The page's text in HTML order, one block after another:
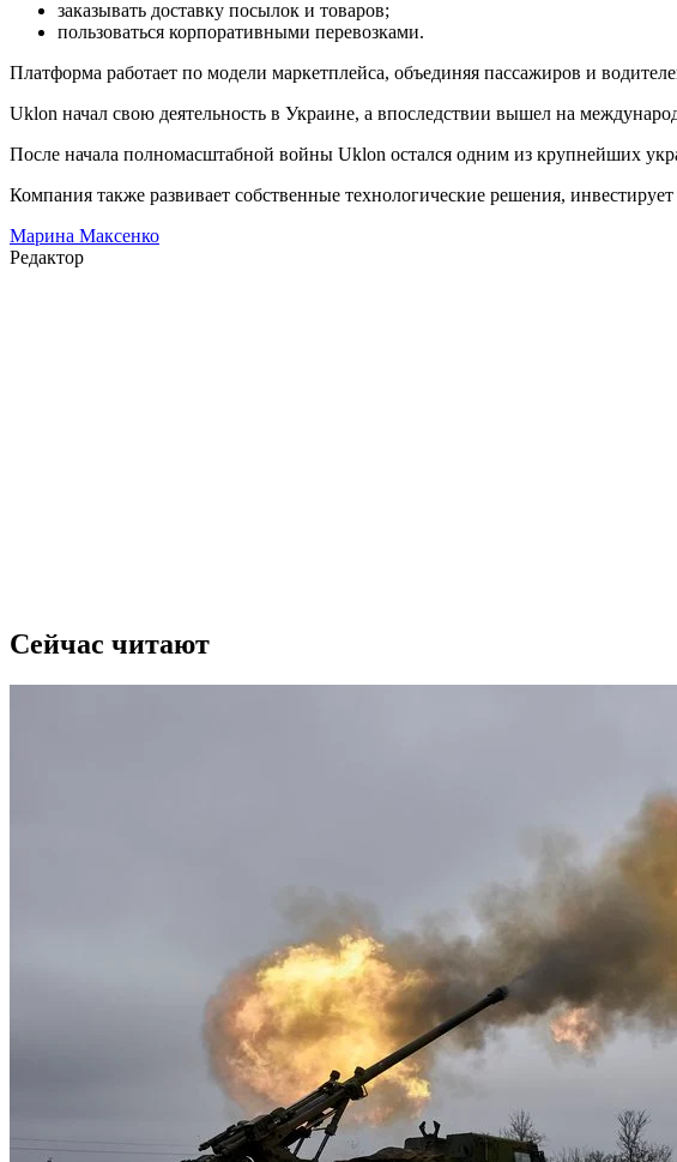
заказывать доставку посылок и товаров;
пользоваться корпоративными перевозками.
Платформа работает по модели маркетплейса, объединяя пассажиров и
Uklon начал свою деятельность в Украине, а впоследствии вышел на
После начала полномасштабной войны Uklon остался одним из крупнейших
Компания также развивает собственные технологические решения,
Марина Максенко
Редактор
Сейчас читают